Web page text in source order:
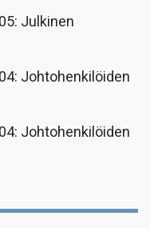
Julkinen
Johtohenkilöiden
Johtohenkilöiden